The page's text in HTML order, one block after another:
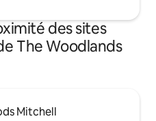
des sites
The Woodlands
Mitchell